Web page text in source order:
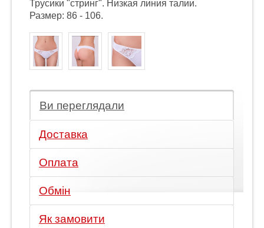
Трусики "стринг". Низкая линия талии.
Размер: 86 - 106.
Ви переглядали
Доставка
Оплата
Обмін
Як замовити